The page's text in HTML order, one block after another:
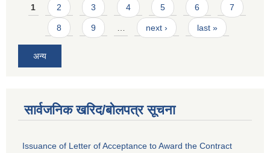
Pages
1 2 3 4 5 6 7
8 9 … next › last »
अन्य
सार्वजनिक खरिद/बोलपत्र सूचना
Issuance of Letter of Acceptance to Award the Contract